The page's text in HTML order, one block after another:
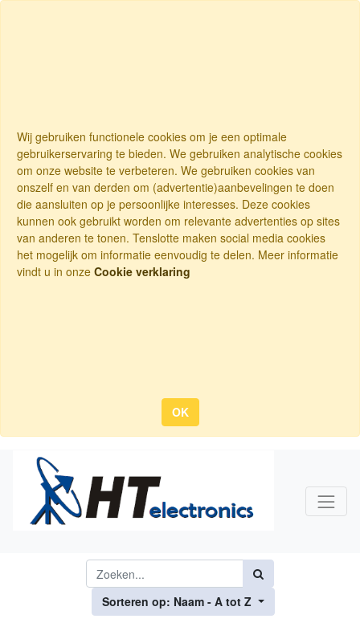
Wij gebruiken functionele cookies om je een optimale
gebruikerservaring te bieden. We gebruiken analytische cookies
om onze website te verbeteren. We gebruiken cookies van
onszelf en van derden om (advertentie)aanbevelingen te doen
die aansluiten op je persoonlijke interesses. Deze cookies
kunnen ook gebruikt worden om relevante advertenties op sites
van anderen te tonen. Tenslotte maken social media cookies
het mogelijk om informatie eenvoudig te delen. Meer informatie
vindt u in onze Cookie verklaring
OK
Sorteren op: Naam - A tot Z